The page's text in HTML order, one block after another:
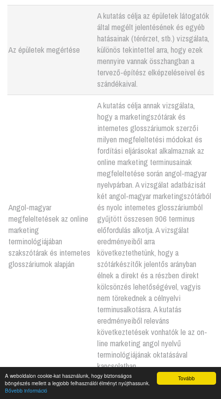
Tovább
A weboldalon cookie-kat használunk, hogy biztonságos
böngészés mellett a legjobb felhasználói élményt nyújthassunk.
Bővebb információ
Az épületek megértése
A kutatás célja az épületek látogatók
által megélt jelentésének és egyéb
hatásainak (térérzet, stb.) vizsgálata,
különös tekintettel arra, hogy ezek
mennyire vannak összhangban a
tervező-építész elképzeléseivel és
szándékaival.
Angol-magyar
megfeleltetések az online
marketing
terminológiájában
szakszótárak és internetes
glosszáriumok alapján
A kutatás célja annak vizsgálata,
hogy a marketingszótárak és
internetes glosszáriumok szerzői
milyen megfeleltetési módokat és
fordítási eljárásokat alkalmaznak az
online marketing terminusainak
megfeleltetése során angol-magyar
nyelvpárban. A vizsgálat adatbázisát
két angol-magyar marketingszótárból
és nyolc internetes glosszáriumból
gyűjtött összesen 906 terminus
előfordulás alkotja. A vizsgálat
eredményeiből arra
következtethetünk, hogy a
szótárkészítők jelentős arányban
élnek a direkt és a részben direkt
kölcsönzés lehetőségével, vagyis
nem törekednek a célnyelvi
terminusalkotásra. A kutatás
eredményeiből releváns
következtetések vonhatók le az on-
line marketing angol nyelvű
terminológiájának oktatásával
kapcsolatban.
Új típusú
A kutatás célja a jövő fehérje